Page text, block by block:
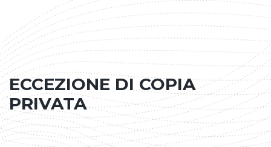
ECCEZIONE DI COPIA
PRIVATA